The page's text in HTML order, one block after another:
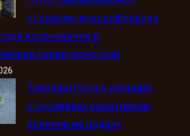
строение, классификация
вспенивания и
характеристики
Температурная инерция
стеклянных салатников:
влияние на подачу